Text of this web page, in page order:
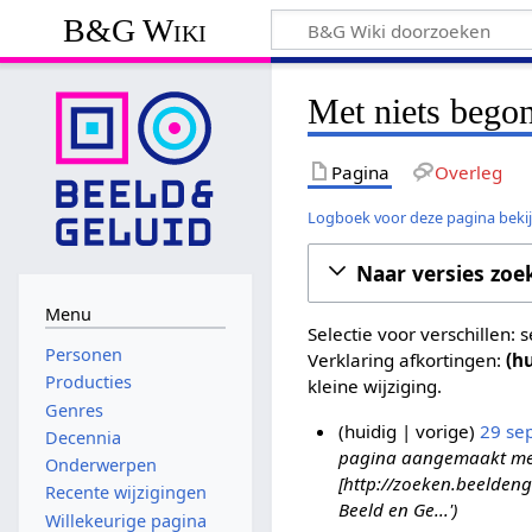
B&G Wiki
Met niets
Pagina Overleg
Logboek voor deze pagina
Naar versies
Selectie voor verschillen:
Verklaring afkortingen:
kleine wijziging.
huidig vorige 29
pagina aangemaakt
[http://
Beeld en Ge...'
Menu
Personen
Producties
Genres
Decennia
Onderwerpen
Recente wijzigingen
Willekeurige pagina